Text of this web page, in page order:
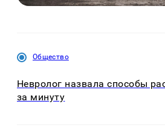
Общество
Невролог назвала способы
за минуту